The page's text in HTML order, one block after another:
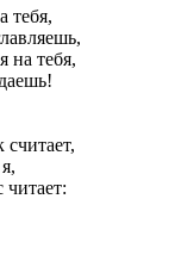
тебя,
на тебя,